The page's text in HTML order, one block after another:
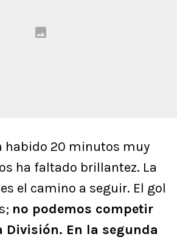
habido 20 minutos muy
ha faltado brillantez. La
el camino a seguir. El gol
no podemos competir
División. En la segunda